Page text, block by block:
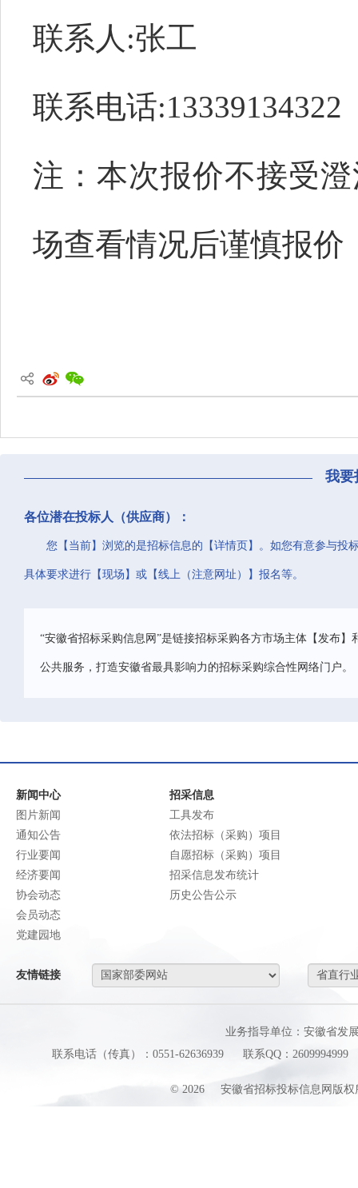
联系人 :张工
联系电话:13339134322
注：本次报价不接受
场查看情况后谨慎报价
我要
各位潜在投标人（供应商）：
您【当前】浏览的是招标信息的【详情页】。如您有意参与投
具体要求进行【现场】或【线上（注意网址）】报名等。
“安徽省招标采购信息网”是链接招标采购各方市场主体【发布
公共服务，打造安徽省最具影响力的招标采购综合性网络门户。
新闻中心
图片新闻
通知公告
行业要闻
经济要闻
协会动态
会员动态
党建园地
招采信息
工具发布
依法招标（采购）项目
自愿招标（采购）项目
招采信息发布统计
历史公告公示
友情链接
业务指导单位：安徽省发
联系电话（传真）：0551-62636939
联系QQ：2609994999
© 2026 安徽省招标投标信息网版